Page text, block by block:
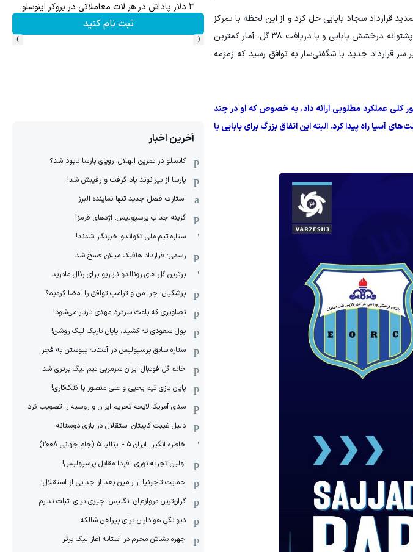
قرارداد سجاد بابایی حل کرد و از این لحظه با تمرکز
بیشتری به سراغ گزینه‌های مدنظر خود خواهد رفت. این تیم در رقابت‌های فصل گذشته و به پشتوانه درخشش بابایی و با دریافت ۳۸ گل، آمار کمترین
قرارداد جدید با شگفتی‌ساز به توافق رسید که زمزمه
عملکرد مطلوبی ارائه داد. به خصوص که او در چند
راه پیدا کرد. البته این اتفاق بزرگ برای بابایی با
۳ دلار پاداش در هر لات معاملاتی در بروکر اینوسلو
ثبت نام کنید
‹
›
آخرین اخبار
کانسلو در تمرین الهلال: رویای بارسا نابود شد؟
پارسا از بیرانوند یاد گرفت و رقیبش شد!
استارت فصل جدید تنها نماینده البرز
گزینه جذاب پرسپولیس: اژدهای قرمز!
ستاره تیم ملی تکواندو خبرنگار شدند!
رسمی: قرارداد هافبک میلان فسخ شد
برترین گل های رونالدو نازاریو برای رئال مادرید
پزشکیان: چرا من و ترامپ توافق را امضا کردیم؟
تصاویری که باعث سردرد مهدی تارتار می‌شود!
پول سعودی ته کشید، پایان تاریک لیگ روشن!
ستاره سابق پرسپولیس در آستانه پیوستن به فجر
خانم گل فوتبال ایران سرمربی تیم لیگ برتری شد
پایان بازی تیم یحیی و علی منصور با کتک‌کاری!
سنای آمریکا لایحه تحریم ایران و روسیه را تصویب کرد
دلیل غیبت کاپیتان استقلال در بازی دوستانه
خاطره انگیز، ایران 5 - ایتالیا 5 (جام جهانی 2008)
اولین تجربه نوری، فردا مقابل پرسپولیس!
حمایت تاجرنیا از رامین بعد از جدایی از استقلال!
گران‌ترین دروازه‌بان انگلیس: چیزی برای اثبات ندارم
دیوانگی هواداران برای پیراهن شالکه
چهره بشاش محرم در آستانه آغاز لیگ برتر